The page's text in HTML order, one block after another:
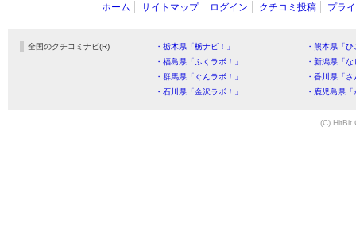
ホーム サイトマップ ログイン クチコミ投稿 プラ
全国のクチコミナビ(R) ・栃木県「栃ナビ！」
・熊本県「
・福島県「ふくラボ！」
・新潟県「
・群馬県「ぐんラボ！」
・香川県「
・石川県「金沢ラボ！」
・鹿児島県
(C) HitBit